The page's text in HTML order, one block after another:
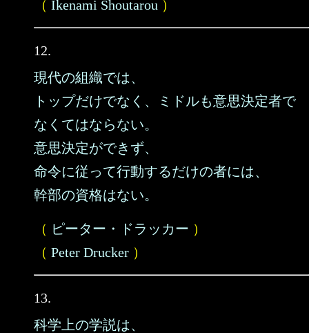
（ Ikenami Shoutarou ）
12.
現代の組織では、
トップだけでなく、ミドルも意思決定者で
なくてはならない。
意思決定ができず、
命令に従って行動するだけの者には、
幹部の資格はない。
（ ピーター・ドラッカー ）
（ Peter Drucker ）
13.
科学上の学説は、